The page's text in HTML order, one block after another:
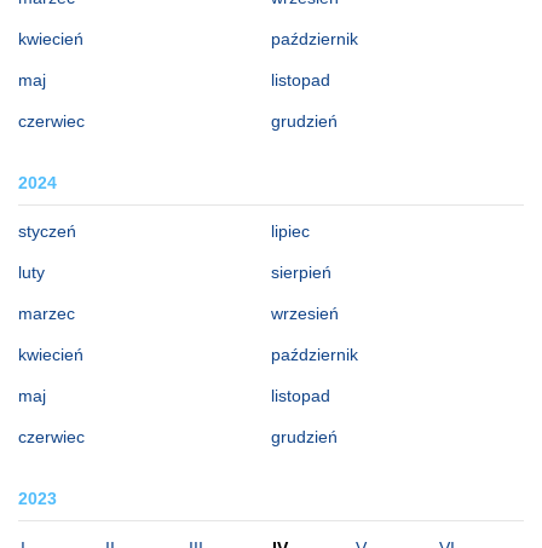
kwiecień
maj
czerwiec
październik
listopad
grudzień
2024
styczeń
luty
marzec
kwiecień
maj
czerwiec
lipiec
sierpień
wrzesień
październik
listopad
grudzień
2023